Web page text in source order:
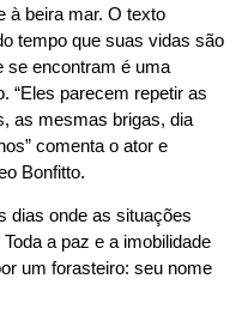
à beira mar. O texto
tempo que suas vidas são
se encontram é uma
“Eles parecem repetir as
as mesmas brigas, dia
comenta o ator e
Bonfitto.
dias onde as situações
a paz e a imobilidade
um forasteiro: seu nome